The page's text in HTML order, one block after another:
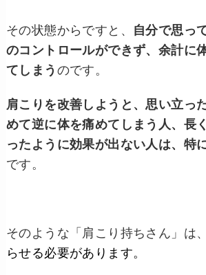
その状態からですと、 自分で思っ
のコントロールができず、余計に
てしまう のです。
肩こりを改善しようと、思い立っ
めて逆に体を痛めてしまう人、長
ったように効果が出ない人は、特
です。
そのような「肩こり持ちさん」は、
らせる必要があります。